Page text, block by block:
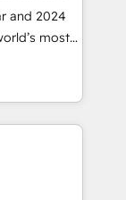
and 2024
most
Solutions
and NAM,